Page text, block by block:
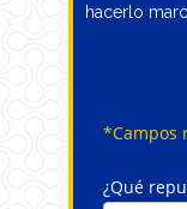
hacerlo
*Campos
¿Qué